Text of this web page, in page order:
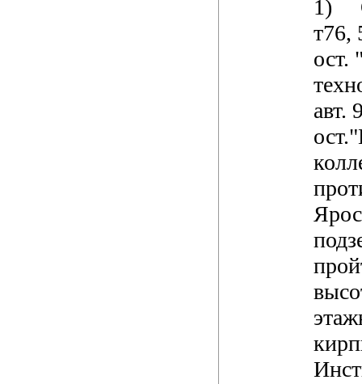
1)
т76,
ост.
авт.